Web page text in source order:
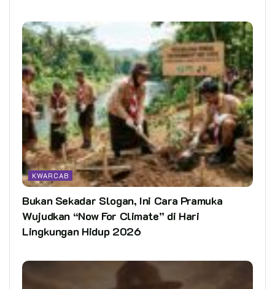
KWARCAB
Bukan Sekadar Slogan, Ini Cara Pramuka
Wujudkan “Now For Climate” di Hari
Lingkungan Hidup 2026